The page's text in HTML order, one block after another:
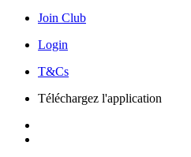
Join Club
Login
T&Cs
Téléchargez l'application